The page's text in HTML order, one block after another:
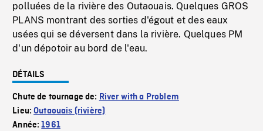
polluées de la rivière des Outaouais. Quelques GROS
PLANS montrant des sorties d'égout et des eaux
usées qui se déversent dans la rivière. Quelques PM
d'un dépotoir au bord de l'eau.
DÉTAILS
Chute de tournage de: River with a Problem
Lieu:Outaouais (rivière)
Année:1961